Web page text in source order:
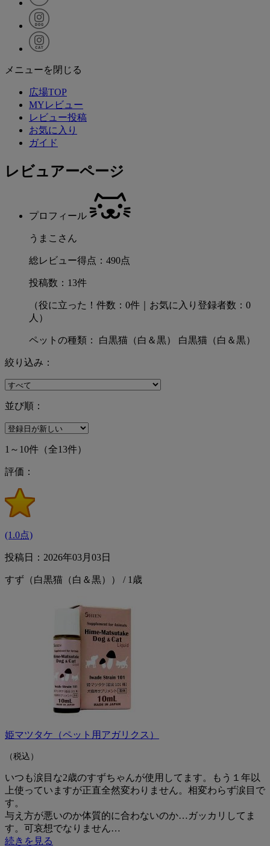
メニューを閉じる
広場TOP
MYレビュー
レビュー投稿
お気に入り
ガイド
レビュアーページ
プロフィール
うまこさん
総レビュー得点：490点
投稿数：13件
（役に立った！件数：0件｜お気に入り登録者数：0
人）
ペットの種類： 白黒猫（白＆黒） 白黒猫（白＆黒）
絞り込み：
並び順：
1～10件 （全13件）
評価：
(1.0点)
投稿日：2026年03月03日
すず（白黒猫（白＆黒）） / 1歳
姫マツタケ（ペット用アガリクス）
（税込）
いつも涙目な2歳のすずちゃんが使用してます。もう１年以
上使っていますが正直全然変わりません。相変わらず涙目で
す。
与え方が悪いのか体質的に合わないのか…ガッカリしてま
す。可哀想でなりません…
続きを見る